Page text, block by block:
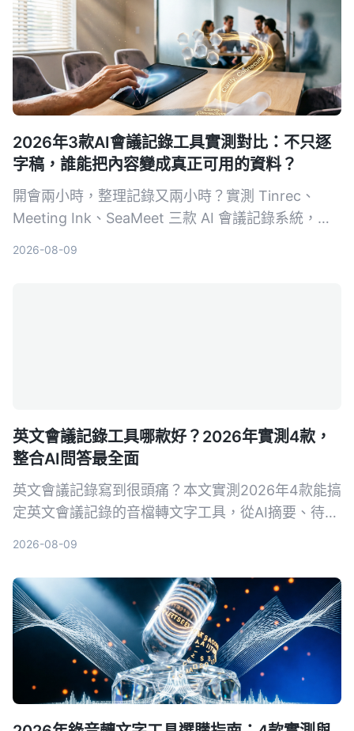
2026年3款AI會議記錄工具實測對比：不只逐
字稿，誰能把內容變成真正可用的資料？
開會兩小時，整理記錄又兩小時？實測 Tinrec、
Meeting Ink、SeaMeet 三款 AI 會議記錄系統，從
2026-08-09
英文會議記錄工具哪款好？2026年實測4款，
整合AI問答最全面
英文會議記錄寫到很頭痛？本文實測2026年4款能搞
定英文會議記錄的音檔轉文字工具，從AI摘要、待辦
2026-08-09